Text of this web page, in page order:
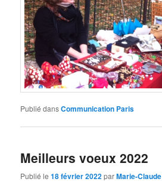
Publié dansCommunication Paris
Meilleurs voeux 2022
Publié le18 février 2022parMarie-Claude